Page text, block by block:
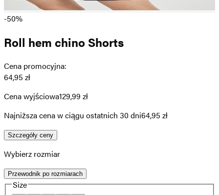
-50%
Roll hem chino Shorts
Cena promocyjna:
64,95 zł
Cena wyjściowa129,99 zł
Najniższa cena w ciągu ostatnich 30 dni64,95 zł
Szczegóły ceny
Wybierz rozmiar
Przewodnik po rozmiarach
Size